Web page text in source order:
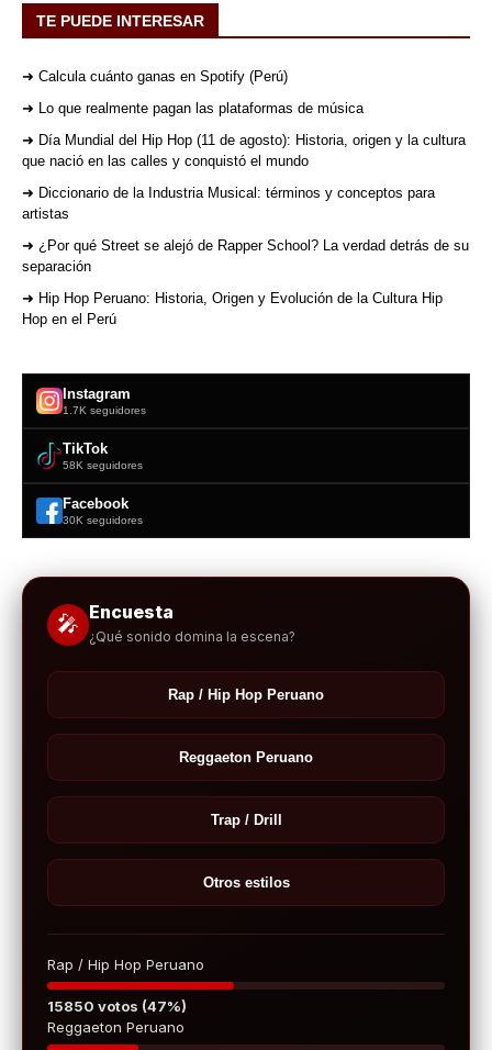
TE PUEDE INTERESAR
➜ Calcula cuánto ganas en Spotify (Perú)
➜ Lo que realmente pagan las plataformas de música
➜ Día Mundial del Hip Hop (11 de agosto): Historia, origen y la cultura
que nació en las calles y conquistó el mundo
➜ Diccionario de la Industria Musical: términos y conceptos para
artistas
➜ ¿Por qué Street se alejó de Rapper School? La verdad detrás de su
separación
➜ Hip Hop Peruano: Historia, Origen y Evolución de la Cultura Hip
Hop en el Perú
Instagram
1.7K seguidores
TikTok
58K seguidores
Facebook
30K seguidores
🎤 Encuesta
¿Qué sonido domina la escena?
Rap / Hip Hop Peruano
Reggaeton Peruano
Trap / Drill
Otros estilos
Rap / Hip Hop Peruano
15850 votos (47%)
Reggaeton Peruano